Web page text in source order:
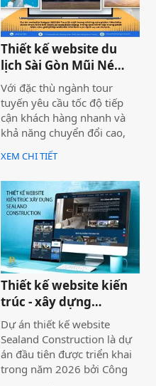
ở nền tảng: website chưa
được thiết kế chuẩn SEO
2026 từ đầu.
Thiết kế website du
lịch Sài Gòn Mũi Né
Tour
Với đặc thù ngành tour
tuyến yêu cầu tốc độ tiếp
cận khách hàng nhanh và
khả năng chuyển đổi cao,
dự án không chỉ được xây
dựng như một website giới
định hướng trở thành một
công cụ hỗ trợ bán hàng
thực tế.
XEM CHI TIẾT
Thiết kế website kiến
trúc - xây dựng
Sealand Construction
Dự án thiết kế website
Sealand Construction là dự
án đầu tiên được triển khai
trong năm 2026 bởi Công